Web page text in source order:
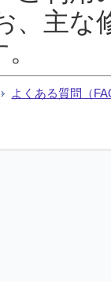
、主な
よくある質問（